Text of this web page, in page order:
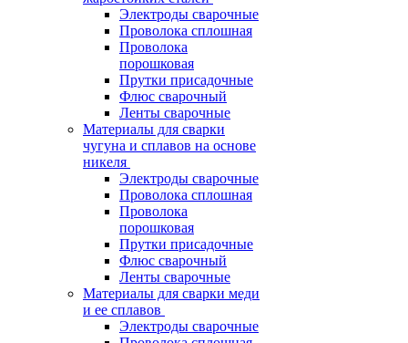
Электроды сварочные
Проволока сплошная
Проволока
порошковая
Прутки присадочные
Флюс сварочный
Ленты сварочные
Материалы для сварки
чугуна и сплавов на основе
никеля
Электроды сварочные
Проволока сплошная
Проволока
порошковая
Прутки присадочные
Флюс сварочный
Ленты сварочные
Материалы для сварки меди
и ее сплавов
Электроды сварочные